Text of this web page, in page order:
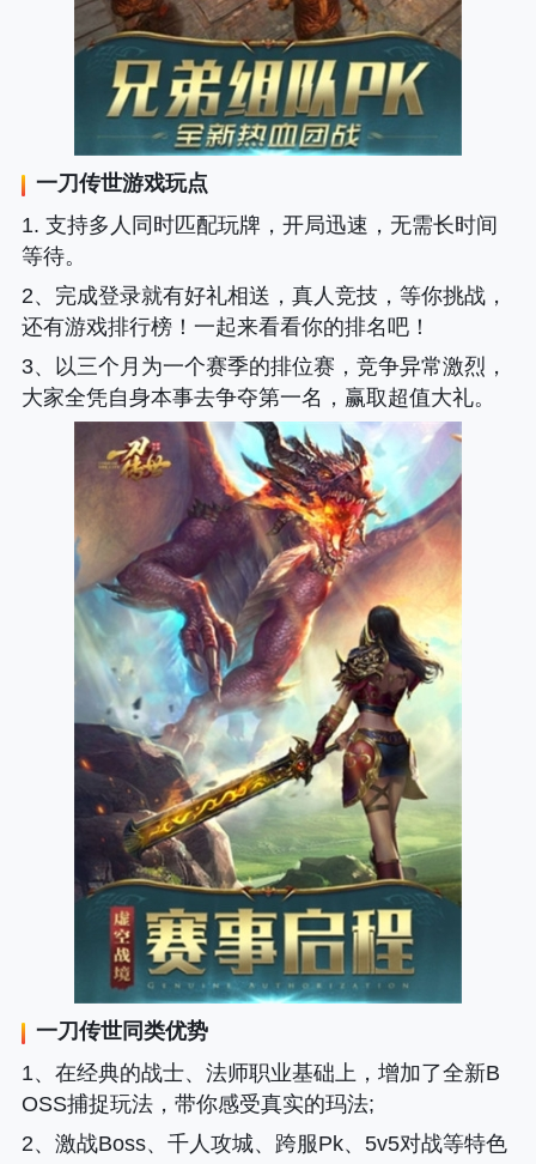
一刀传世游戏玩点
1. 支持多人同时匹配玩牌，开局迅速，无需长时间
等待。
2、完成登录就有好礼相送，真人竞技，等你挑战，
还有游戏排行榜！一起来看看你的排名吧！
3、以三个月为一个赛季的排位赛，竞争异常激烈，
大家全凭自身本事去争夺第一名，赢取超值大礼。
一刀传世同类优势
1、在经典的战士、法师职业基础上，增加了全新B
OSS捕捉玩法，带你感受真实的玛法;
2、激战Boss、千人攻城、跨服Pk、5v5对战等特色